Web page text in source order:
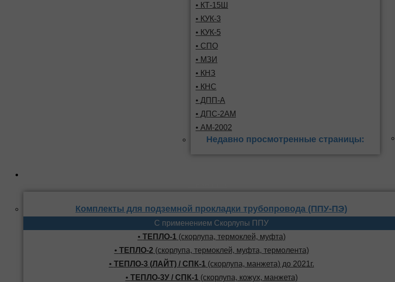
• КТ-15Ш
• КУК-3
• КУК-5
• СПО
• МЗИ
• КНЗ
• КНС
• ДПП-А
• ДПС-2АМ
• АМ-2002
Недавно просмотренные страницы:
Комплекты для подземной прокладки трубопровода (ППУ-ПЭ)
С применением Скорлупы ППУ
• ТЕПЛО-1 (скорлупа, термоклей, муфта)
• ТЕПЛО-2 (скорлупа, термоклей, муфта, термолента)
• ТЕПЛО-3 (ЛАЙТ) / СПК-1 (скорлупа, манжета) до 2021г.
• ТЕПЛО-3У / СПК-1 (скорлупа, кожух, манжета)